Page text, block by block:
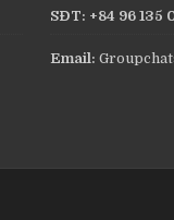
SĐT: +84 96 135
Email: